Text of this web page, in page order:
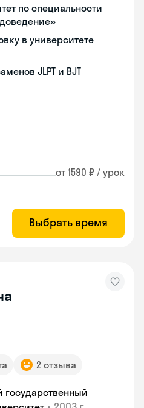
по специальности
в университете
JLPT и BJT
от 1590 ₽ / урок
Выбрать время
2 отзыва
государственный